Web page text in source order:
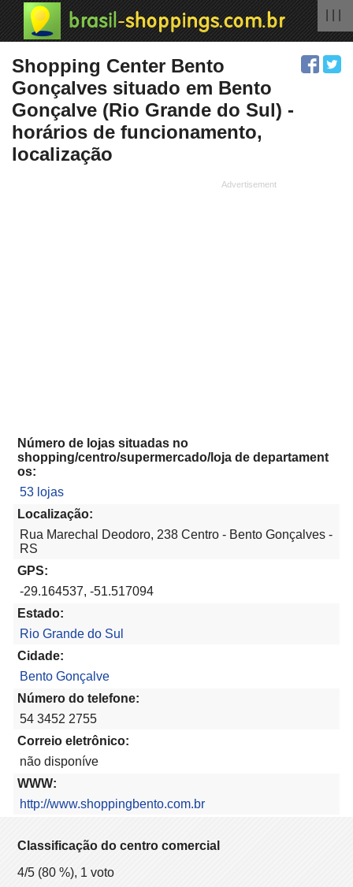
Shopping Center Bento
Gonçalves situado em Bento
Gonçalve (Rio Grande do Sul) -
horários de funcionamento,
localização
Número de lojas situadas no
shopping/centro/supermercado/loja de departament
os:
53 lojas
Localização:
Rua Marechal Deodoro, 238 Centro - Bento Gonçalves -
RS
GPS:
-29.164537, -51.517094
Estado:
Rio Grande do Sul
Cidade:
Bento Gonçalve
Número do telefone:
54 3452 2755
Correio eletrônico:
não disponíve
WWW:
http://www.shoppingbento.com.br
Classificação do centro comercial
4/5 (80 %), 1 voto